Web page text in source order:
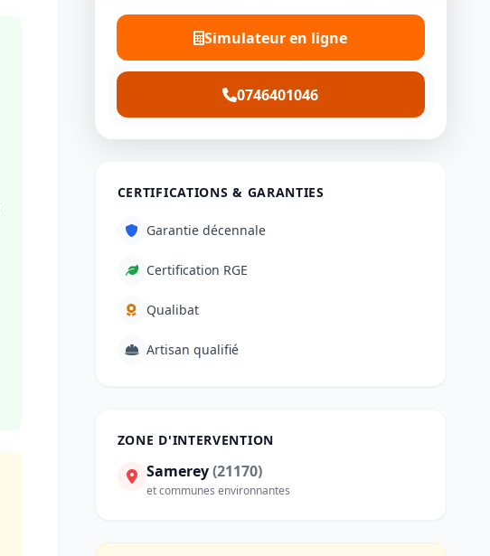
Simulateur en ligne
0746401046
CERTIFICATIONS & GARANTIES
Garantie décennale
Certification RGE
Qualibat
Artisan qualifié
ZONE D'INTERVENTION
Samerey(21170)
et communes environnantes